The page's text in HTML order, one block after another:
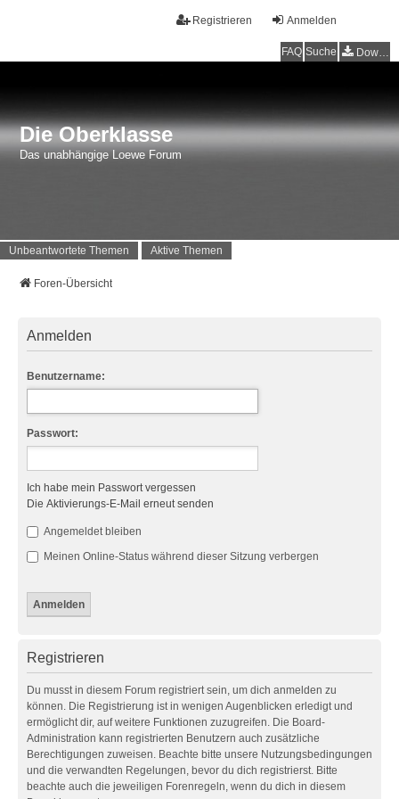
Anmelden
Registrieren
FAQ Suche Downloads
Die Oberklasse
Das unabhängige Loewe Forum
Unbeantwortete Themen Aktive Themen
Foren-Übersicht
Anmelden
Benutzername:
Passwort:
Ich habe mein Passwort vergessen
Die Aktivierungs-E-Mail erneut senden
Angemeldet bleiben
Meinen Online-Status während dieser Sitzung verbergen
Registrieren
Du musst in diesem Forum registriert sein, um dich anmelden zu
können. Die Registrierung ist in wenigen Augenblicken erledigt und
ermöglicht dir, auf weitere Funktionen zuzugreifen. Die Board-
Administration kann registrierten Benutzern auch zusätzliche
Berechtigungen zuweisen. Beachte bitte unsere Nutzungsbedingungen
und die verwandten Regelungen, bevor du dich registrierst. Bitte
beachte auch die jeweiligen Forenregeln, wenn du dich in diesem